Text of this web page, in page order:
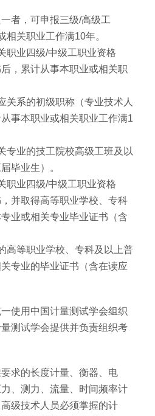
者，可申报三级/高级工
相关职业工作满10年。
职业四级/中级工职业资格
后，累计从事本职业或相关职
关系的初级职称（专业技术人
事本职业或相关职业工作满1
专业的技工院校高级工班及以
毕业生）。
职业四级/中级工职业资格
，并取得高等职业学校、专科
业或相关专业毕业证书（含
高等职业学校、专科及以上普
专业的毕业证书（含在读应
使用中国计量测试学会组织
测试学会提供并负责组织考
求的长度计量、衡器、电
、测力、流量、时间频率计
级技术人员必须掌握的计